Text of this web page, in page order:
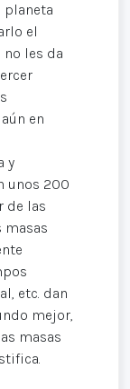
planeta
el
les da
en
y
unos 200
de las
masas
etc. dan
mejor,
masas